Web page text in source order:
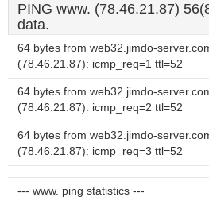
PING www. (78.46.21.87)
data.
64 bytes from web32.jimdo-
(78.46.21.87): icmp_req=1 ttl=52
64 bytes from web32.jimdo-
(78.46.21.87): icmp_req=2 ttl=52
64 bytes from web32.jimdo-
(78.46.21.87): icmp_req=3 ttl=52
--- www. ping statistics ---